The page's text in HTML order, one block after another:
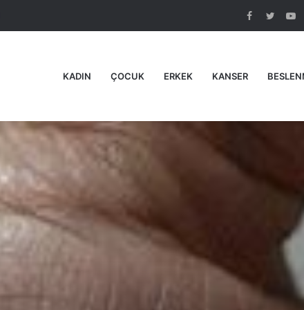
Facebook
KADIN ÇOCUK ERKEK KANSER